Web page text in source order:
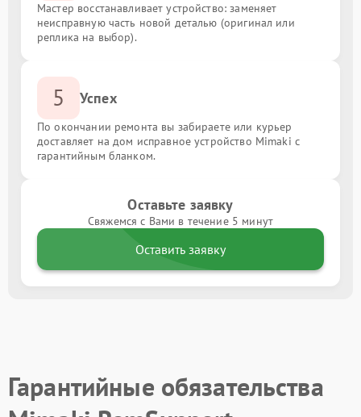
Мастер восстанавливает устройство: заменяет
неисправную часть новой деталью (оригинал или
реплика на выбор).
5 Успех
По окончании ремонта вы забираете или курьер
доставляет на дом исправное устройство Mimaki с
гарантийным бланком.
Оставьте заявку
Свяжемся с Вами в течение 5 минут
Оставить заявку
Гарантийные обязательства